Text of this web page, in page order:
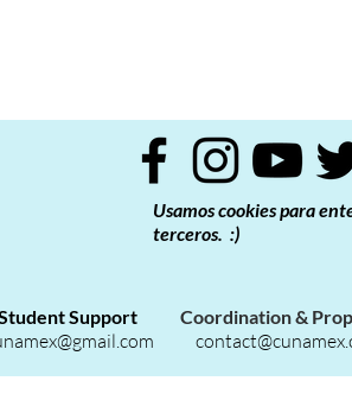
Usamos cookies para
terceros. :)
Coordination &
Support